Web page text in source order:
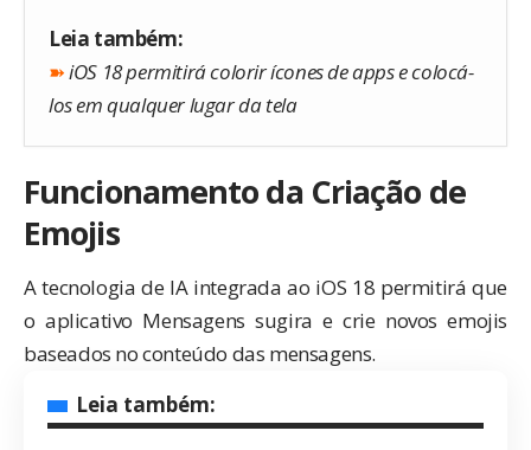
Leia também:
➽iOS 18 permitirá colorir ícones de apps e colocá-
los em qualquer lugar da tela
Funcionamento da Criação de
Emojis
A tecnologia de IA integrada ao iOS 18 permitirá que
o aplicativo Mensagens sugira e crie novos emojis
baseados no conteúdo das mensagens.
Leia também: